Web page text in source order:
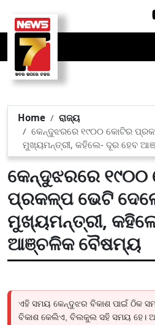
Home
ରାଜ୍ୟ
କେନ୍ଦୁଝରରେ ୧୯୦୦ କୋଟିର
ମୁଖ୍ୟମନ୍ତ୍ରୀ, କହିଲେ- ଦୂର ହେବ
କେନ୍ଦୁଝରରେ
ପ୍ରକଳ୍ପ ଭେଟି
ମୁଖ୍ୟମନ୍ତ୍ରୀ,
ଆଞ୍ଚଳିକ ବୈଷମ୍ୟ
ଏହି ସମୟ କେନ୍ଦୁଝର ବିକାଶ ପାଇଁ ଠିକ
ବିକାଶ କେଲିଏ, ବିଲକୁଲ ସହି ସମୟ ହେ।